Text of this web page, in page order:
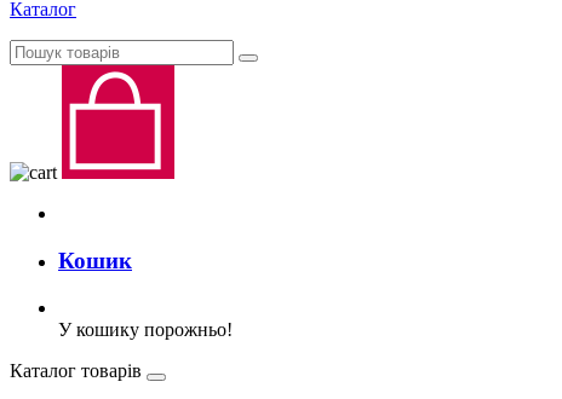
Каталог
Кошик
У кошику порожньо!
Каталог товарів